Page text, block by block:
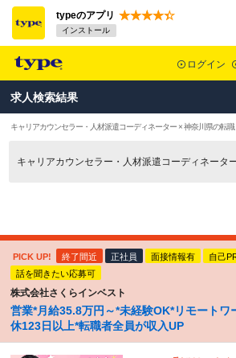
typeのアプリ
インストール
ログイン
求人検索結果
キャリアカウンセラー・人材派遣コーディネーター × 神奈川県の転
キャリアカウンセラー・人材派遣コーディネータ
PICK UP! 終了間近 正社員 面接情報有
自己
話を聞きたい応募可
株式会社さくらインベスト
営業*月給35.8万円～*未経験OK*リモートワ
休123日以上*転職者全員が収入UP